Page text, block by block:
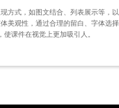
方式，如图文结合、列表展示等，
美观性，通过合理的留白、字体选
使课件在视觉上更加吸引人。